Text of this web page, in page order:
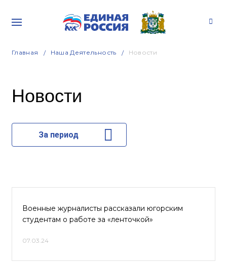
Главная Наша Деятельность Новости
Новости
За период
Военные журналисты рассказали югорским
студентам о работе за «ленточкой»
07.03.24